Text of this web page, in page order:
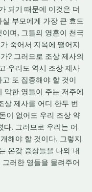
되기 때문에 이것은 더
부모에게 가장 큰 효도
며, 그들의 영혼이 천국
죽어서 지옥에 떨어지
? 그러므로 조상 제사의
우리도 역시 조상 제사
또 집중해야 할 것이
악한 영들이 주는 저주에
상 제사를 어디 한두 번
이 없어도 우리 조상 약
다. 그러므로 우리는 어
해야 할 것이다. 그렇지
온갖 증상들을 나와 내
러한 영들을 물려주어